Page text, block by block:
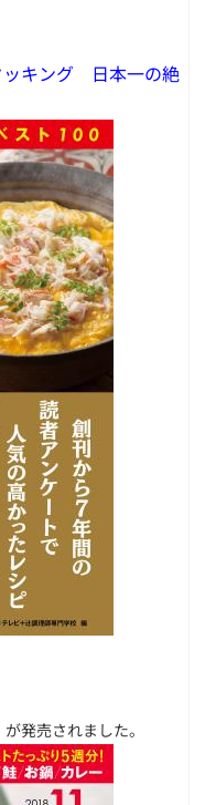
ッキング 日本一の絶
が発売されました。